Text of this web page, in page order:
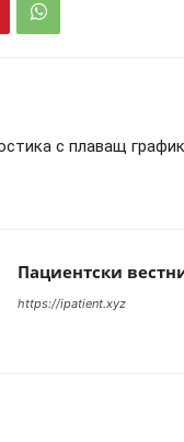
с плаващ график
Пациентски
https://ipatient.xyz